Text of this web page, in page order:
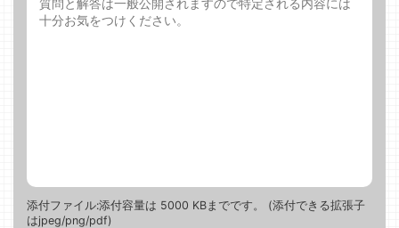
添付ファイル:添付容量は 5000 KBまでです。 (添付できる拡張子
はjpeg/png/pdf)